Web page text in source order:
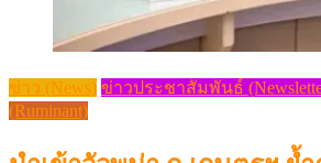
ข่าว (News) ข่าวประชาสัมพันธ์
(Ruminant)